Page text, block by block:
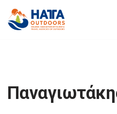
Μεταπηδήστε